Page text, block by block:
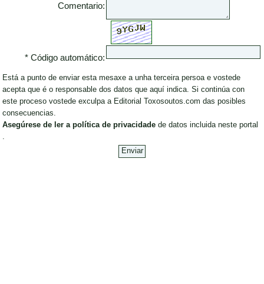
Comentario:
* Código automático:
Está a punto de enviar esta mesaxe a unha terceira persoa e vostede
acepta que é o responsable dos datos que aquí indica. Si continúa con
este proceso vostede exculpa a Editorial Toxosoutos.com das posibles
consecuencias.
Asegúrese de ler a política de privacidade de datos incluida neste portal
.